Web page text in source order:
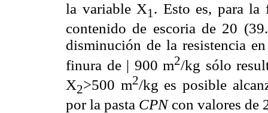
la variable X1. Esto es, para
contenido de escoria de 20
disminución de la resistencia
finura de | 900 m2/kg sólo
X2>500 m2/kg es posible
por la pasta CPNcon valores de